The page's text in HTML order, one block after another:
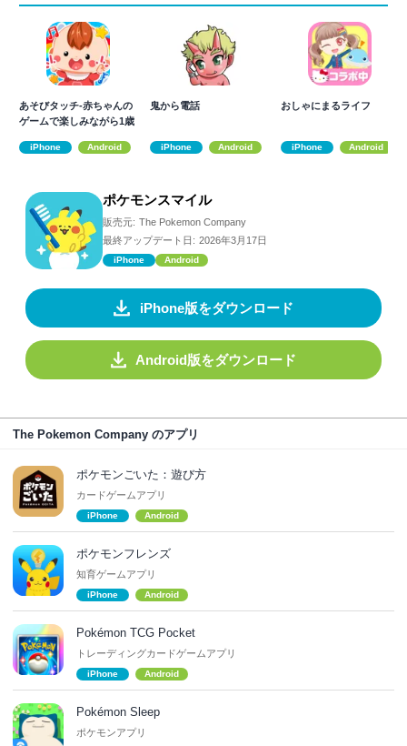
あそびタッチ-赤ちゃんの
ゲームで楽しみながら1歳
iPhone Android
鬼から電話
iPhone Android
おしゃにまるライフ
iPhone Android
ポケモンスマイル
販売元: The Pokemon Company
最終アップデート日: 2026年3月17日
iPhone Android
iPhone版をダウンロード
Android版をダウンロード
The Pokemon Company のアプリ
ポケモンごいた：遊び方
カードゲームアプリ
iPhone Android
ポケモンフレンズ
知育ゲームアプリ
iPhone Android
Pokémon TCG Pocket
トレーディングカードゲームアプリ
iPhone Android
Pokémon Sleep
ポケモンアプリ